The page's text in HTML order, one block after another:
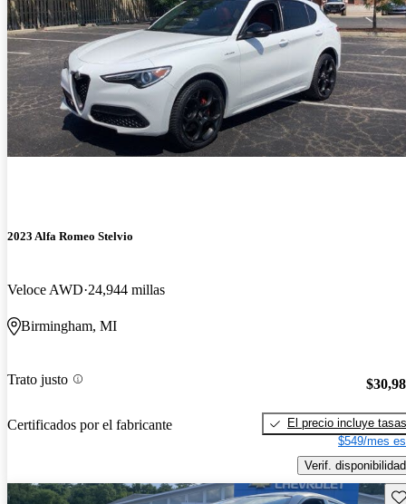
2023 Alfa Romeo Stelvio
Veloce AWD 24,944 millas
Birmingham, MI
Trato justo
Certificados por el fabricante
El precio incluye tasas
$549/mes
Verif. disponibilidad